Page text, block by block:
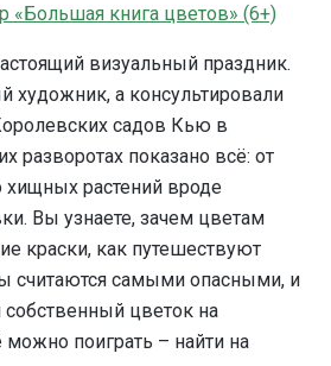
«Большая книга цветов» (6+)
визуальный праздник.
художник, а консультировали
садов Кью в
разворотах показано всё: от
хищных растений вроде
Вы узнаете, зачем цветам
краски, как путешествуют
считаются самыми опасными, и
собственный цветок на
поиграть – найти на